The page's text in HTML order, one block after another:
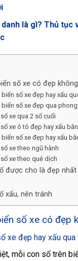
danh là gì? Thủ tục
số xe có đẹp không
biển số xe đẹp hay xấu
biển số xe đẹp qua
xe qua 2 số cuối
xe ô tô đẹp hay xấu
biển số xe đẹp hay xấu
xe theo ngũ hành
xe theo quẻ dịch
được cho là đẹp
xấu, nên tránh
số xe có đẹp
xe đẹp hay xấu
mỗi con số trên